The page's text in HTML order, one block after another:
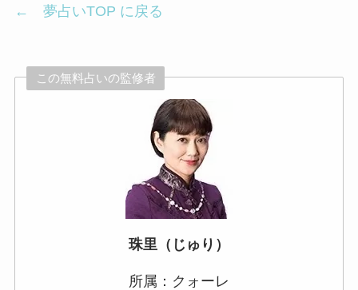
← 夢占いTOP に戻る
この無料占いの監修者
珠里（じゅり）
所属：クォーレ